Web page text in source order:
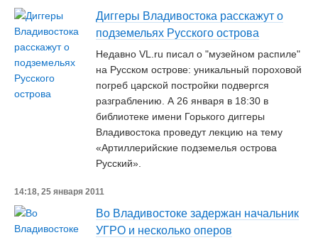
Диггеры Владивостока расскажут о
подземельях Русского острова
Недавно VL.ru писал о "музейном распиле"
на Русском острове: уникальный пороховой
погреб царской постройки подвергся
разграблению. А 26 января в 18:30 в
библиотеке имени Горького диггеры
Владивостока проведут лекцию на тему
«Артиллерийские подземелья острова
Русский».
14:18, 25 января 2011
Во Владивостоке задержан начальник
УГРО и несколько оперов